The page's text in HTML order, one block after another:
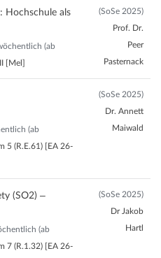
Hochschule als
(ab
[Mel]
(SoSe 2025)
Prof. Dr.
Peer
Pasternack
(ab
5 (R.E.61) [EA 26-
(SoSe 2025)
Dr. Annett
Maiwald
(SO2) –
(ab
7 (R.1.32) [EA 26-
(SoSe 2025)
Dr Jakob
Hartl